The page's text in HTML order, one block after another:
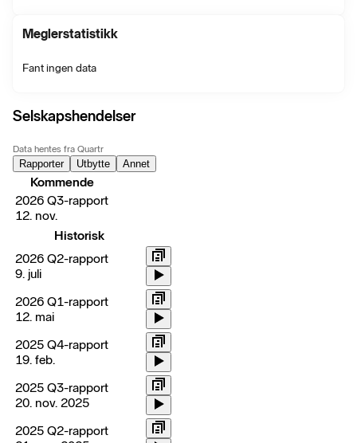
Meglerstatistikk
Fant ingen data
Selskapshendelser
Data hentes fra Quartr
Rapporter Utbytte Annet
Kommende
2026 Q3-rapport
12. nov.
Historisk
2026 Q2-rapport
9. juli
2026 Q1-rapport
12. mai
2025 Q4-rapport
19. feb.
2025 Q3-rapport
20. nov. 2025
2025 Q2-rapport